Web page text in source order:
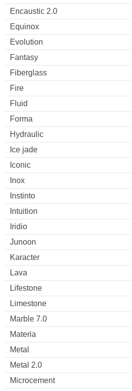
Encaustic 2.0
Equinox
Evolution
Fantasy
Fiberglass
Fire
Fluid
Forma
Hydraulic
Ice jade
Iconic
Inox
Instinto
Intuition
Iridio
Junoon
Karacter
Lava
Lifestone
Limestone
Marble 7.0
Materia
Metal
Metal 2.0
Microcement